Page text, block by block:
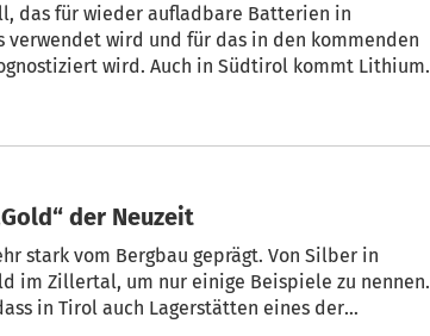
das für wieder aufladbare Batterien in
verwendet wird und für das in den kommenden
wird. Auch in Südtirol kommt Lithium
der Neuzeit
Bergbau geprägt. Von Silber in
im Zillertal, um nur einige Beispiele zu nennen.
in Tirol auch Lagerstätten eines der